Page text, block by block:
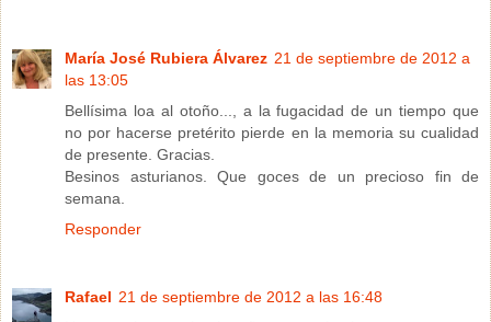
María José Rubiera Álvarez 21 de septiembre de 2012 a
las 13:05
Bellísima loa al otoño..., a la fugacidad de un tiempo que
no por hacerse pretérito pierde en la memoria su cualidad
de presente. Gracias.
Besinos asturianos. Que goces de un precioso fin de
semana.
Responder
Rafael 21 de septiembre de 2012 a las 16:48